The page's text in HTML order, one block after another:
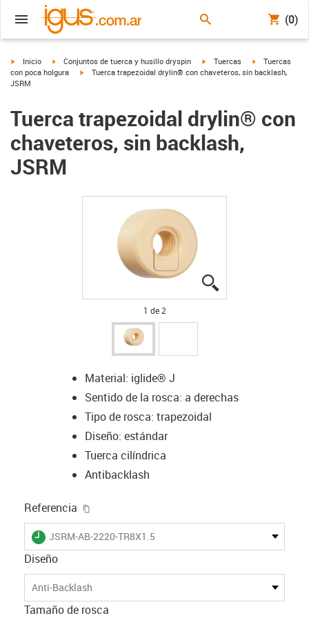
(0)
igus-icon-arrow-right
Inicio igus-icon-arrow-right
Conjuntos de tuerca y husillo dryspin igus-icon-arrow-right
Tuercas igus-icon-
Tuercas
con poca holgura
igus-icon-arrow-right
Tuerca trapezoidal drylin® con chaveteros, sin backlash,
JSRM
Tuerca trapezoidal drylin® con
chaveteros, sin backlash,
JSRM
1 de 2
Material: iglide® J
Sentido de la rosca: a derechas
Tipo de rosca: trapezoidal
Diseño: estándar
Tuerca cilíndrica
Antibacklash
Referencia
igus-icon-lieferzeit
JSRM-AB-2220-TR8X1.5
Diseño
Anti-Backlash
Tamaño de rosca